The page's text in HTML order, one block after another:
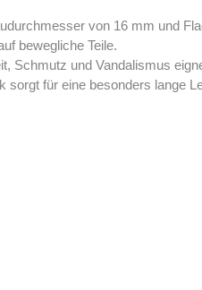
von 16 mm und
bewegliche Teile.
und Vandalismus
für eine besonders lange